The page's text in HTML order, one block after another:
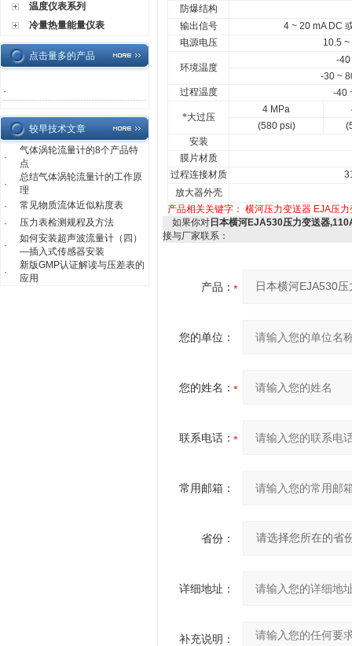
温度仪表系列
冷量热量能量仪表
点击量多的产品
·
较早技术文章
·
气体涡轮流量计的8个产品特
点
·
总结气体涡轮流量计的工作原
理
·
常见物质流体近似粘度表
·
压力表检测规程及方法
·
如何安装超声波流量计（四）
—插入式传感器安装
·
新版GMP认证解读与压差表的
应用
防爆结构
输出信号
4 ~ 20 mA DC
电源电压
10.5 ~
环境温度
-
-30 ~
过程温度
-40
*大过压
4 MPa
(580 psi)
安装
膜片材质
过程连接材质
放大器外壳
产品相关关键字： 横河压力变送器 EJA压
如果你对 日本横河EJA530压力变送器
接与厂家联系：
产品：
您的单位：
您的姓名：
联系电话：
常用邮箱：
省份：
详细地址：
补充说明：